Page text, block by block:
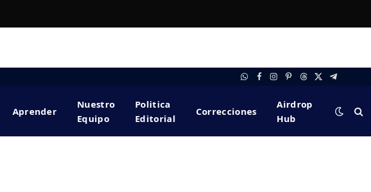
WhatsApp
FacebookInstagram
Pinterest
Threads
X
Telegram
Aprender
Nuestro
Equipo
Politica
Editorial
Correcciones
Airdrop
Hub